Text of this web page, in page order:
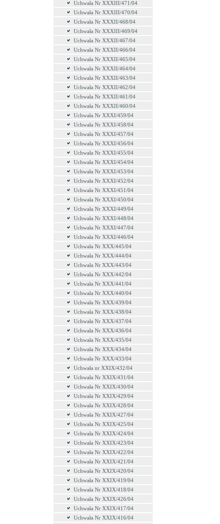
Uchwała Nr XXXIII/471/04
Uchwała Nr XXXIII/470/04
Uchwała Nr XXXII/468/04
Uchwała Nr XXXIII/469/04
Uchwała Nr XXXII/467/04
Uchwała Nr XXXII/466/04
Uchwała Nr XXXII/465/04
Uchwała Nr XXXII/464/04
Uchwała Nr XXXII/463/04
Uchwała Nr XXXII/462/04
Uchwała Nr XXXII/461/04
Uchwała Nr XXXII/460/04
Uchwała Nr XXXI/459/04
Uchwała Nr XXXI/458/04
Uchwała Nr XXXI/457/04
Uchwała Nr XXXI/456/04
Uchwała Nr XXXI/455/04
Uchwała Nr XXXI/454/04
Uchwała Nr XXXI/453/04
Uchwała Nr XXXI/452/04
Uchwała Nr XXXI/451/04
Uchwała Nr XXXI/450/04
Uchwała Nr XXXI/449/04
Uchwała Nr XXXI/448/04
Uchwała Nr XXXI/447/04
Uchwała Nr XXXI/446/04
Uchwała Nr XXX/445/04
Uchwała Nr XXX/444/04
Uchwała Nr XXX/443/04
Uchwała Nr XXX/442/04
Uchwała Nr XXX/441/04
Uchwała Nr XXX/440/04
Uchwała Nr XXX/439/04
Uchwała Nr XXX/438/04
Uchwała Nr XXX/437/04
Uchwała Nr XXX/436/04
Uchwała Nr XXX/435/04
Uchwała Nr XXX/434/04
Uchwała Nr XXX/433/04
Uchwała nr XXIX/432/04
Uchwała Nr XXIX/431/04
Uchwała Nr XXIX/430/04
Uchwała Nr XXIX/429/04
Uchwała Nr XXIX/428/04
Uchwała Nr XXIX/427/04
Uchwała Nr XXIX/425/04
Uchwała Nr XXIX/424/04
Uchwała Nr XXIX/423/04
Uchwała Nr XXIX/422/04
Uchwała Nr XXIX/421/04
Uchwała Nr XXIX/420/04
Uchwała Nr XXIX/419/04
Uchwała Nr XXIX/418/04
Uchwała Nr XXIX/426/04
Uchwała Nr XXIX/417/04
Uchwała Nr XXIX/416/04